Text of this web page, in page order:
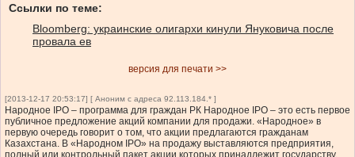
Ссылки по теме:
Bloomberg: украинские олигархи кинули Януковича после
провала ев
версия для печати >>
[2013-12-17 20:53:17] [ Аноним с адреса 92.113.184.* ]
Народное IPO – программа для граждан РК Народное IPO – это есть первое
публичное предложение акций компании для продажи. «Народное» в
первую очередь говорит о том, что акции предлагаются гражданам
Казахстана. В «Народном IPO» на продажу выставляются предприятия,